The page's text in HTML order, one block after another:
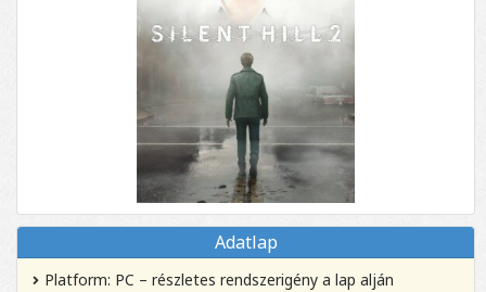
Adatlap
Platform: PC – részletes rendszerigény a lap alján